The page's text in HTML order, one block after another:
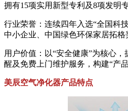
拥有15项实用新型专利及8项发明专
行业荣誉：连续四年入选“全国科
中小企业、中国绿色环保家居拓格
用户价值：以“安全健康”为核心
醒及免费上门维护服务，构建“产
美辰空气净化器产品特点